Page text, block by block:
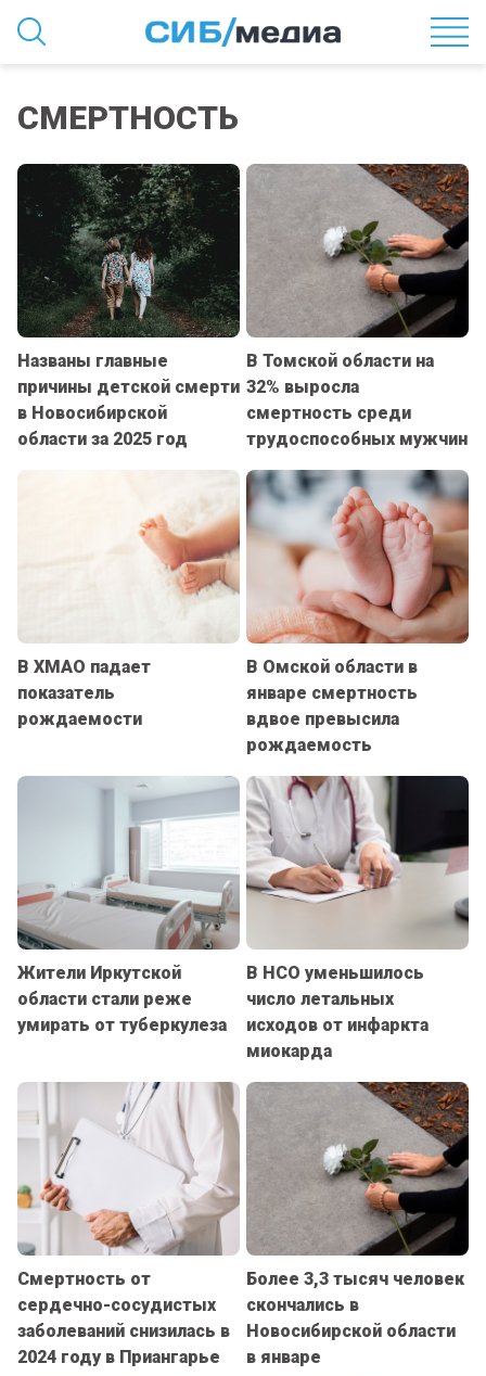
СМЕРТНОСТЬ
Названы главные
причины детской смерти
в Новосибирской
области за 2025 год
В Томской области на
32% выросла
смертность среди
трудоспособных мужчин
В ХМАО падает
показатель
рождаемости
В Омской области в
январе смертность
вдвое превысила
рождаемость
Жители Иркутской
области стали реже
умирать от туберкулеза
В НСО уменьшилось
число летальных
исходов от инфаркта
миокарда
Смертность от
сердечно-сосудистых
заболеваний снизилась в
2024 году в Приангарье
Более 3,3 тысяч человек
скончались в
Новосибирской области
в январе